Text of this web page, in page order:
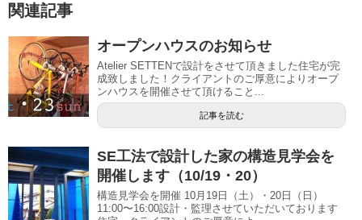
関連記事
オープンハウスのお知らせ
Atelier SETTENで設計をさせて頂きました住宅が完
成致しました！クライアントのご厚意によりオープ
ンハウスを開催させて頂けること...
記事を読む
SE工法で設計した家の構造見学会を
開催します（10/19・20）
構造見学会を開催 10月19日（土）・20日（日）
11:00〜16:00設計・監理させていただいております